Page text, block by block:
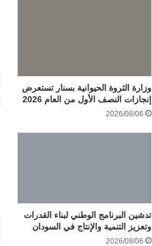
وزارة الثروة الحيوانية بسنار تستعرض
إنجازات النصف الأول من العام 2026
2026/08/06
تدشين البرنامج الوطني لبناء القدرات
وتعزيز التنمية والإنتاج في السودان
2026/08/06